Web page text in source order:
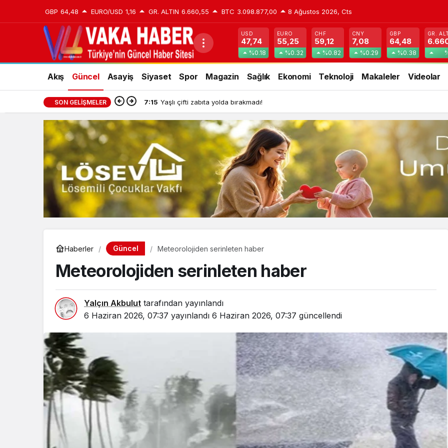
GBP 64,48 EURO/USD 1,16 GR. ALTIN 6.660,55 BTC 3.098.877,00 8 Ağustos 2026, Cts
USD
47,74
%0.18
EURO
55,25
%0.32
CHF
59,12
%0.82
CNY
7,08
%0.29
GBP
64,48
%0.38
GR.
Akış Güncel Asayiş Siyaset Spor Magazin Sağlık Ekonomi Teknoloji Makaleler Videolar
SON GELIŞMELER 7:15 Yaşlı çifti zabıta yolda bırakmadı!
Haberler Güncel Meteorolojiden serinleten haber
Meteorolojiden serinleten haber
Yalçın Akbulut tarafından yayınlandı
6 Haziran 2026, 07:37 yayınlandı 6 Haziran 2026, 07:37 güncellendi
Güncel
Yaşlı çifti zabıta yolda
bırakmadı!